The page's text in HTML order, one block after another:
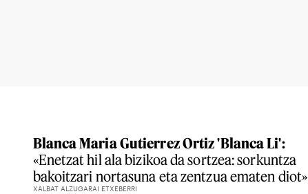
Blanca Maria Gutierrez Ortiz 'Blanca Li':
«Enetzat hil ala bizikoa da sortzea: sorkuntza
bakoitzari nortasuna eta zentzua ematen diot»
XALBAT ALZUGARAI ETXEBERRI